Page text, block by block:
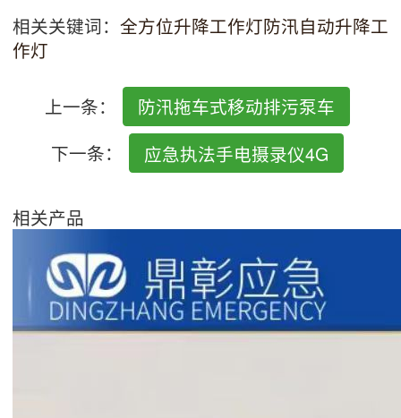
相关关键词： 全方位升降工作灯防汛自动升降工
作灯
上一条：
防汛拖车式移动排污泵车
下一条：
应急执法手电摄录仪4G
相关产品